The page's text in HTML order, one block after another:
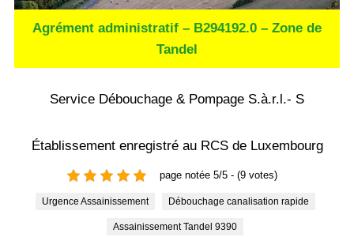
Agrément administratif – B294192.0 – Zone de
Tandel
Service Débouchage & Pompage S.à.r.l.- S
Établissement enregistré au RCS de Luxembourg
page notée 5/5 - (9 votes)
Urgence Assainissement Débouchage canalisation rapide
Assainissement Tandel 9390